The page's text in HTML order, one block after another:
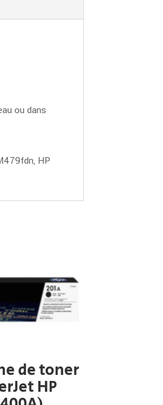
ou dans
HP
de toner
HP